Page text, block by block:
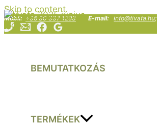
Skip to content
Mobil: +36 30 337 1293 E-mail: info@tivafa.hu;
BEMUTATKOZÁS
TERMÉKEK